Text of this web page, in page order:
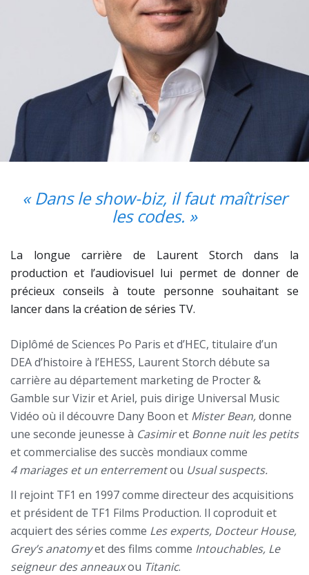
« Dans le show-biz, il faut maîtriser
les codes. »
La longue carrière de Laurent Storch dans la
production et l’audiovisuel lui permet de donner de
précieux conseils à toute personne souhaitant se
lancer dans la création de séries TV.
Diplômé de Sciences Po Paris et d’HEC, titulaire d’un
DEA d’histoire à l’EHESS, Laurent Storch débute sa
carrière au département marketing de Procter &
Gamble sur Vizir et Ariel, puis dirige Universal Music
Vidéo où il découvre Dany Boon et Mister Bean,donne
une seconde jeunesse à Casimiret Bonne nuit les petits
et commercialise des succès mondiaux comme
4 mariages et un enterrementou Usual suspects.
Il rejoint TF1 en 1997 comme directeur des acquisitions
et président de TF1 Films Production. Il coproduit et
acquiert des séries comme Les experts, Docteur House,
Grey’s anatomyet des films comme Intouchables, Le
seigneur des anneauxou Titanic.